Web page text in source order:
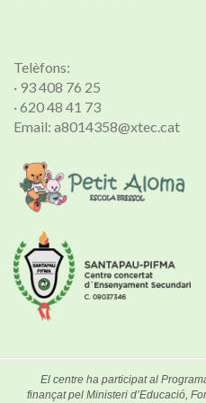
Telèfons:
· 93 408 76 25
· 620 48 41 73
Email: a8014358@xtec.cat
El centre ha participat al
finançat pel Ministeri d’Educació,